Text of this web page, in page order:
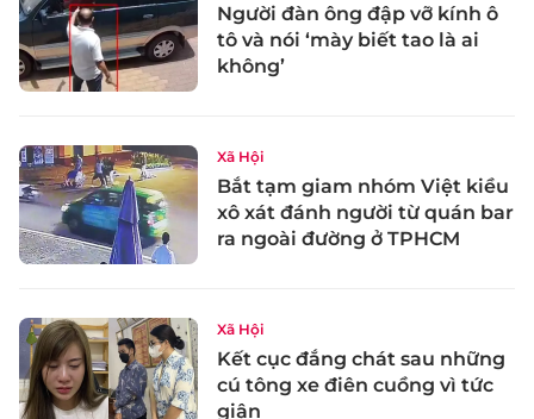
Người đàn ông đập vỡ kính ô
tô và nói ‘mày biết tao là ai
không’
Xã Hội
Bắt tạm giam nhóm Việt kiều
xô xát đánh người từ quán bar
ra ngoài đường ở TPHCM
Xã Hội
Kết cục đắng chát sau những
cú tông xe điên cuồng vì tức
giận